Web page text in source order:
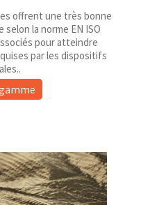
offrent une très bonne
la norme EN ISO
pour atteindre
par les dispositifs